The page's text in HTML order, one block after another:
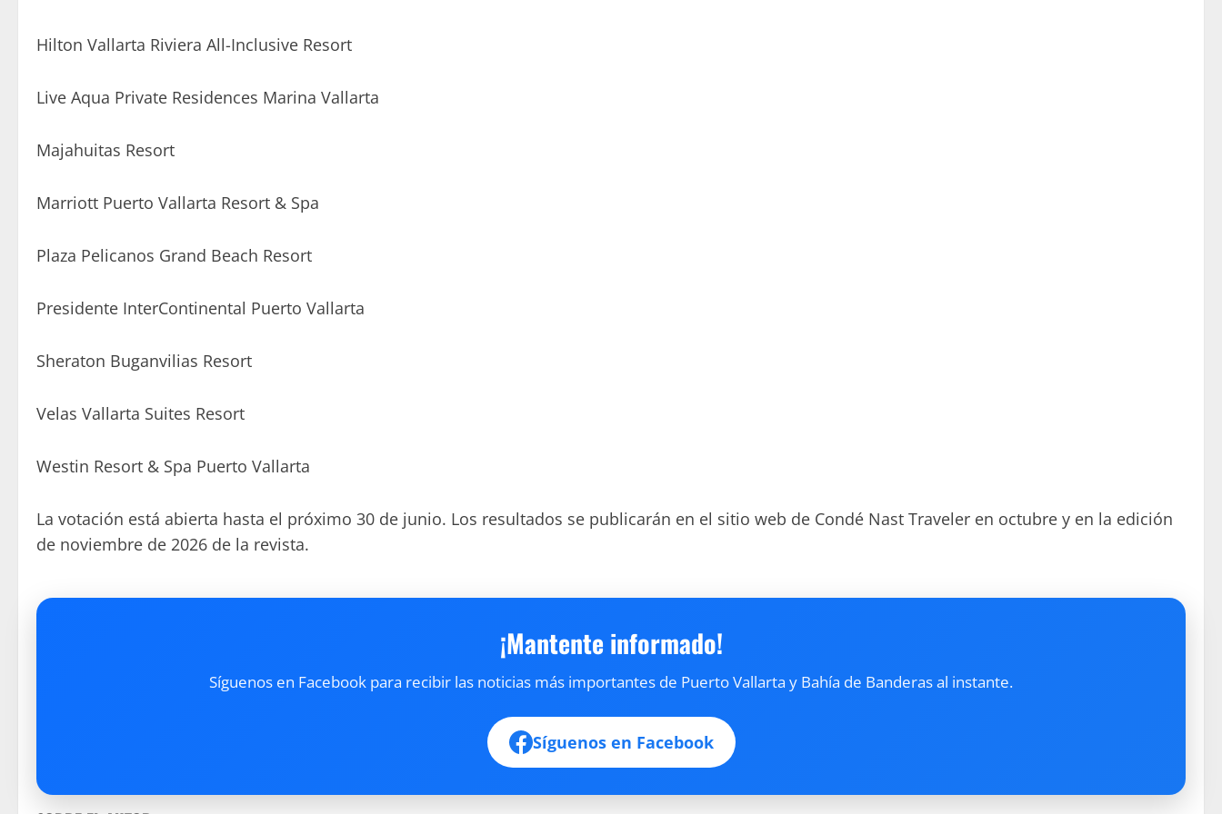
Hilton Vallarta Riviera All-Inclusive Resort
Live Aqua Private Residences Marina Vallarta
Majahuitas Resort
Marriott Puerto Vallarta Resort & Spa
Plaza Pelicanos Grand Beach Resort
Presidente InterContinental Puerto Vallarta
Sheraton Buganvilias Resort
Velas Vallarta Suites Resort
Westin Resort & Spa Puerto Vallarta
La votación está abierta hasta el próximo 30 de junio. Los resultados se publicarán en el sitio web de Condé Nast Traveler en octubre y en la edición
de noviembre de 2026 de la revista.
¡Mantente informado!
Síguenos en Facebook para recibir las noticias más importantes de Puerto Vallarta y Bahía de Banderas al instante.
Síguenos en Facebook